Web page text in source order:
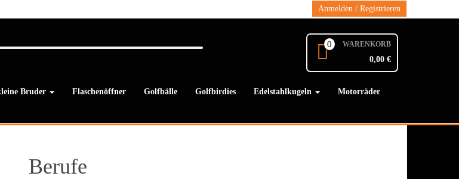
Anmelden / Registrieren
0 WARENKORB
0,00 €
Bruder Flaschenöffner Golfbälle Golfbirdies Edelstahlkugeln Motorräder
Berufe